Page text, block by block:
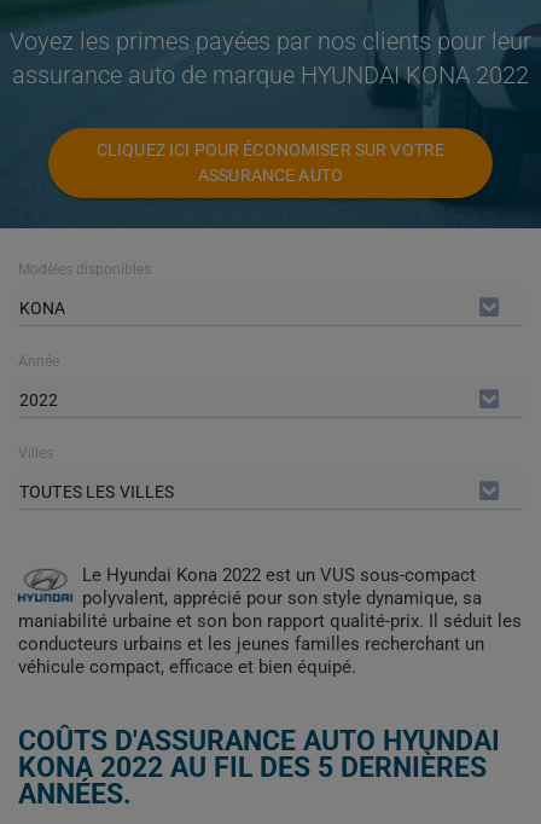
Voyez les primes payées par nos clients pour leur
assurance auto de marque HYUNDAI KONA 2022
CLIQUEZ ICI POUR ÉCONOMISER SUR VOTRE
ASSURANCE AUTO
Modèles disponibles
KONA
Année
2022
Villes
TOUTES LES VILLES
Le Hyundai Kona 2022 est un VUS sous-compact
polyvalent, apprécié pour son style dynamique, sa
maniabilité urbaine et son bon rapport qualité-prix. Il séduit les
conducteurs urbains et les jeunes familles recherchant un
véhicule compact, efficace et bien équipé.
COÛTS D'ASSURANCE AUTO HYUNDAI
KONA 2022 AU FIL DES 5 DERNIÈRES
ANNÉES.